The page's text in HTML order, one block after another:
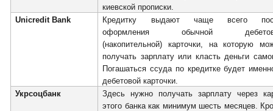
киевской прописки.
Unicredit Bank
Кредитку выдают чаще всего
оформления обычной
(накопительной) карточки, на которую
получать зарплату или класть деньги
Погашаться ссуда по кредитке будет
дебетовой карточки.
Укрсоцбанк
Здесь нужно получать зарплату через
этого банка как минимум шесть месяцев.